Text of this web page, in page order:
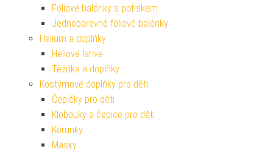
Fóliové balónky s potiskem
Jednobarevné fóliové balónky
Helium a doplňky
Heliové lahve
Těžítka a doplňky
Kostýmové doplňky pro děti
Čepičky pro děti
Klobouky a čepice pro děti
Korunky
Masky